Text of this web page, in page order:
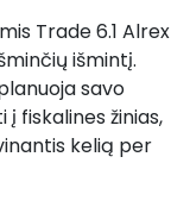
Trade 6.1 Alrex
išmintį.
savo
fiskalines žinias,
kelią per